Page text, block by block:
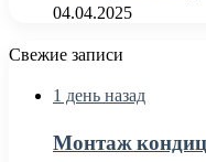
04.04.2025
Свежие записи
1 день назад
Монтаж